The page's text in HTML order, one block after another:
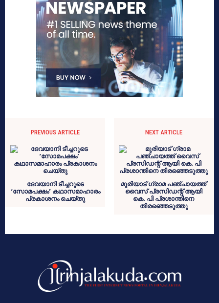
PREVIOUS ARTICLE
ദേവയാനി ടീച്ചറുടെ
‘സോമപക്ഷം’ കഥാസമാഹാരം
പ്രകാശനം ചെയ്തു
NEXT ARTICLE
മുരിയാട് ഗ്രാമ പഞ്ചായത്ത്
വൈസ് പ്രസിഡന്റ് ആയി
കെ. പി പ്രശാന്തിനെ
തിരഞ്ഞെടുത്തു